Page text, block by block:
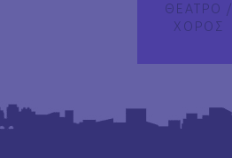
ΘΕΑΤΡΟ /
ΧΟΡΟΣ